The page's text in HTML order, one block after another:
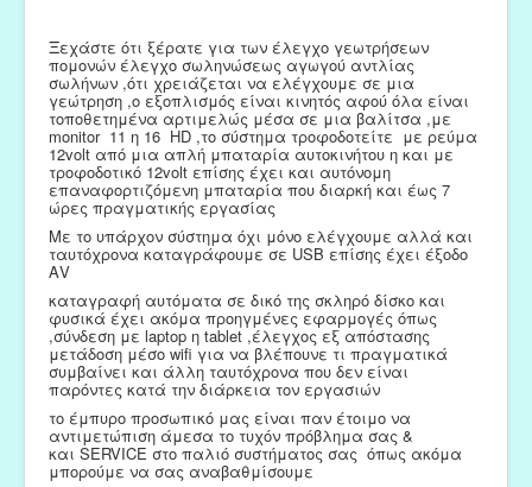
Ξεχάστε ότι ξέρατε για των έλεγχο γεωτρήσεων
πομονών έλεγχο σωληνώσεως αγωγού αντλίας
σωλήνων ,ότι χρειάζεται να ελέγχουμε σε μια
γεώτρηση ,ο εξοπλισμός είναι κινητός αφού όλα είναι
τοποθετημένα αρτιμελώς μέσα σε μια βαλίτσα ,με
monitor 11 η 16 HD ,το σύστημα τροφοδοτείτε με ρεύμα
12volt από μια απλή μπαταρία αυτοκινήτου η και με
τροφοδοτικό 12volt επίσης έχει και αυτόνομη
επαναφορτιζόμενη μπαταρία που διαρκή και έως 7
ώρες πραγματικής εργασίας
Με το υπάρχον σύστημα όχι μόνο ελέγχουμε αλλά και
ταυτόχρονα καταγράφουμε σε USB επίσης έχει έξοδο
ΑV
καταγραφή αυτόματα σε δικό της σκληρό δίσκο και
φυσικά έχει ακόμα προηγμένες εφαρμογές όπως
,σύνδεση με laptop η tablet ,έλεγχος εξ απόστασης
μετάδοση μέσο wifi για να βλέπουνε τι πραγματικά
συμβαίνει και άλλη ταυτόχρονα που δεν είναι
παρόντες κατά την διάρκεια τον εργασιών
το έμπυρο προσωπικό μας είναι παν έτοιμο να
αντιμετώπιση άμεσα το τυχόν πρόβλημα σας &
και SERVICE στο παλιό συστήματος σας όπως ακόμα
μπορούμε να σας αναβαθμίσουμε